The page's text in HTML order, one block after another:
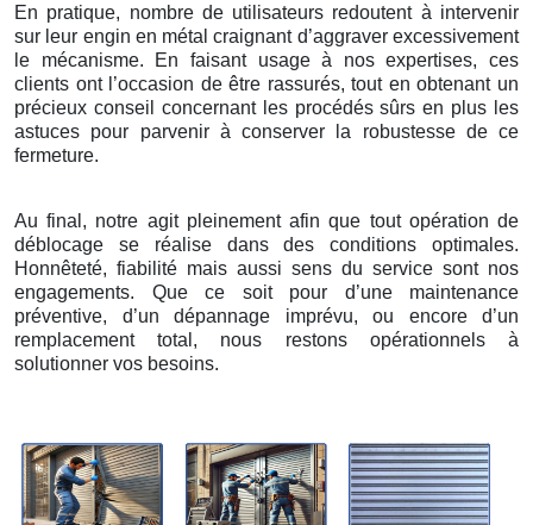
En pratique, nombre de utilisateurs redoutent à intervenir
sur leur engin en métal craignant d’aggraver excessivement
le mécanisme. En faisant usage à nos expertises, ces
clients ont l’occasion de être rassurés, tout en obtenant un
précieux conseil concernant les procédés sûrs en plus les
astuces pour parvenir à conserver la robustesse de ce
fermeture.
Au final, notre agit pleinement afin que tout opération de
déblocage se réalise dans des conditions optimales.
Honnêteté, fiabilité mais aussi sens du service sont nos
engagements. Que ce soit pour d’une maintenance
préventive, d’un dépannage imprévu, ou encore d’un
remplacement total, nous restons opérationnels à
solutionner vos besoins.